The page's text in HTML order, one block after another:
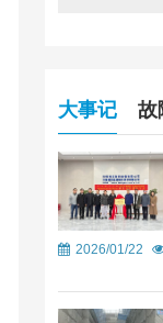
大事记 故
2026/01/22